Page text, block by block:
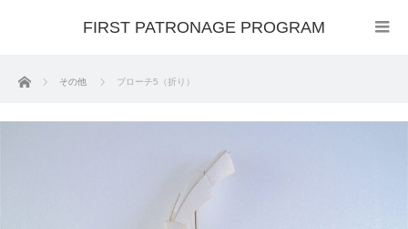
FIRST PATRONAGE PROGRAM
ホーム その他 ブローチ5（折り）